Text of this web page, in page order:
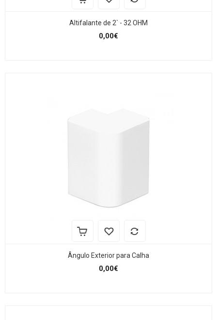
Altifalante de 2` - 32 OHM
0,00€
Ângulo Exterior para Calha
0,00€